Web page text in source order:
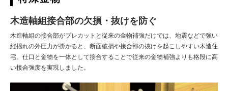
木造軸組接合部の欠損・抜けを防ぐ
木造軸組の接合部がプレカットと従来の金物補強だけでは、地震などで強い
縦揺れの外圧力が掛かると、断面破損や接合部の抜けを起こしやすい木造住
宅。仕口と金物を一体として接合することで従来の金物補強よりも格段に高
い接合強度を実現しました。